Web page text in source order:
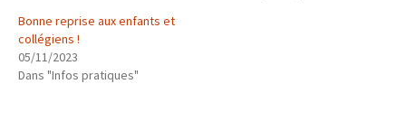
Bonne reprise aux enfants et
collégiens !
05/11/2023
Dans "Infos pratiques"